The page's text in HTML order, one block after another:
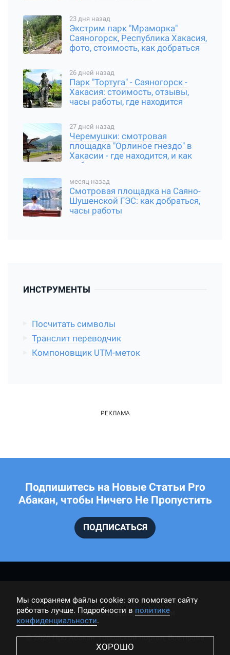
23 дня назад
Экстрим парк "Мраморка"
Саяногорск, Республика Хакасия,
фото, стоимость, как добраться
26 дней назад
Парк "Тортуга" - Саяногорск -
Хакасия: стоимость, отзывы,
часы работы, где находится
27 дней назад
Черемушки: смотровая
площадка "Орлиное гнездо" в
Хакасии - где находится, и как
добраться
месяц назад
Смотровая площадка на Саяно-
Шушенской ГЭС: как добраться,
часы работы
ИНСТРУМЕНТЫ
Посчитать символы
Транслит переводчик
Компоновщик UTM-меток
Подпишитесь на Новые Статьи Pro
Абакан, чтобы Ничего Не Пропустить
ПОДПИСАТЬСЯ
ПОЛИТИКА КОНФИДЕНЦИАЛЬНОСТИ
© 2026 Про Абакан: городской портал, Все права
защищены.
Мы cохраняем файлы cookie: это помогает сайту
работать лучше. Подробности в политике
конфиденциальности.
ХОРОШО